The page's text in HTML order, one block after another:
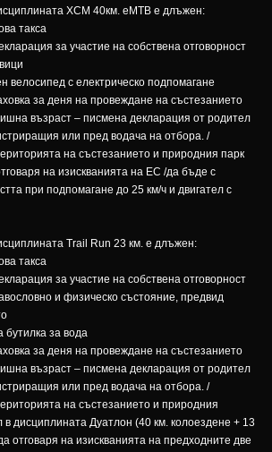
XCM 40км. eMTB е длъжен:
такса
за участие на собствена отговорност
велосипед с електрическо подпомагане
за деня на провеждане на състезанието
възраст – писмена декларация от родител
или пред водача на отбора. /
на състезанието и природния парк
на изискванията на ЕС /да бъде с
при подпомагане до 25 км/ч и двигател с
Trail Run 23 км. е длъжен:
такса
за участие на собствена отговорност
и физическо състояние, предвид
бутилка за вода
за деня на провеждане на състезанието
възраст – писмена декларация от родител
или пред водача на отбора. /
на състезанието и природния
в дисциплината Дуатлон (40 км. колоездене + 13
отговаря на изискванията на предходните две